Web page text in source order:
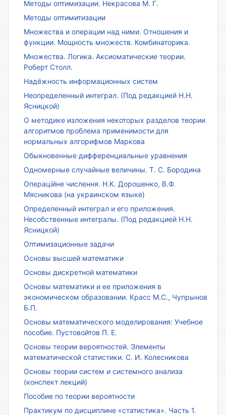
Методы оптимизации. Некрасова М. Г.
Методы оптимитизации
Множества и операции над ними. Отношения и
функции. Мощность множеств. Комбинаторика.
Множества. Логика. Аксиоматические теории.
Роберт Столл.
Надёжность информационных систем
Неопределенный интеграл. (Под редакцией Н.Н.
Ясницкой)
О методике изложения некоторых разделов теории
алгоритмов проблема применимости для
нормальных алгорифмов Маркова
Обыкновенные дифференциальные уравнения
Одномерные случайные величины. Т. С. Бородина
Операційне числення. Н.К. Дорошенко, В.Ф.
Мясникова (на украинском языке)
Определенный интеграл и его приложения.
Несобственные интегралы. (Под редакцией Н.Н.
Ясницкой)
Оптимизационные задачи
Основы высшей математики
Основы дискретной математики
Основы математики и ее приложения в
экономическом образовании. Красс М.С., Чупрынов
Б.П.
Основы математического моделирования: Учебное
пособие. Пустовойтов П. Е.
Основы теории вероятностей. Элементы
математической статистики. С. И. Колесникова
Основы теории систем и системного анализа
(конспект лекций)
Пособие по теории вероятности
Практикум по дисциплине «статистика». Часть 1.